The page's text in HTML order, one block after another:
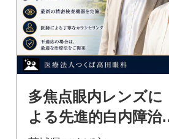
多焦点眼内レンズに
よる先進的白内障治